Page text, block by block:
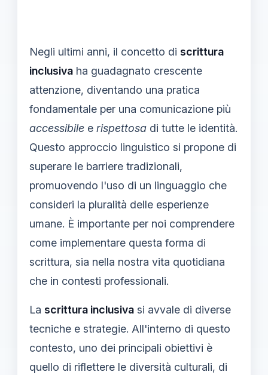
Negli ultimi anni, il concetto di scrittura
inclusiva ha guadagnato crescente
attenzione, diventando una pratica
fondamentale per una comunicazione più
accessibile e rispettosa di tutte le identità.
Questo approccio linguistico si propone di
superare le barriere tradizionali,
promuovendo l'uso di un linguaggio che
consideri la pluralità delle esperienze
umane. È importante per noi comprendere
come implementare questa forma di
scrittura, sia nella nostra vita quotidiana
che in contesti professionali.
La scrittura inclusiva si avvale di diverse
tecniche e strategie. All'interno di questo
contesto, uno dei principali obiettivi è
quello di riflettere le diversità culturali, di